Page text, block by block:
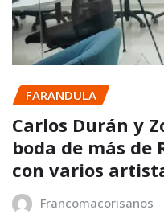
FARANDULA
Carlos Durán y
boda de más de
con varios
Francomacorisanos